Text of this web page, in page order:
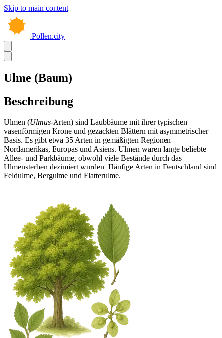
Skip to main content
Pollen.city
Ulme (Baum)
Beschreibung
Ulmen (Ulmus-Arten) sind Laubbäume mit ihrer typischen
vasenförmigen Krone und gezackten Blättern mit asymmetrischer
Basis. Es gibt etwa 35 Arten in gemäßigten Regionen
Nordamerikas, Europas und Asiens. Ulmen waren lange beliebte
Allee- und Parkbäume, obwohl viele Bestände durch das
Ulmensterben dezimiert wurden. Häufige Arten in Deutschland sind
Feldulme, Bergulme und Flatterulme.